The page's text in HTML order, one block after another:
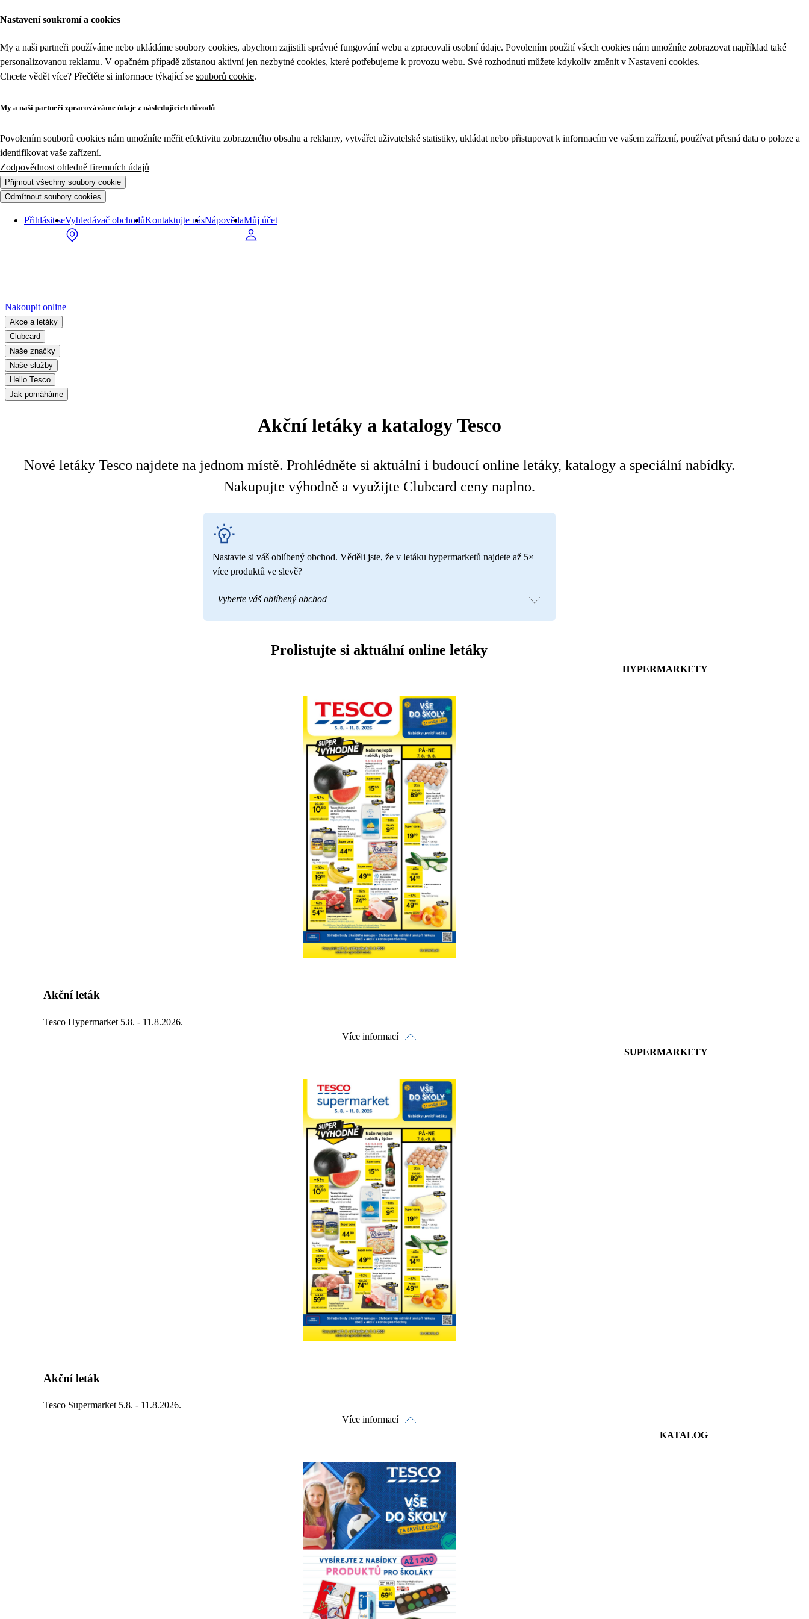
Nastavení soukromí a cookies
My a naši partneři používáme nebo ukládáme soubory cookies, abychom zajistili správné fungování webu a zpracovali osobní údaje. Povolením použití všech cookies nám umožníte zobrazovat například také
personalizovanou reklamu. V opačném případě zůstanou aktivní jen nezbytné cookies, které potřebujeme k provozu webu. Své rozhodnutí můžete kdykoliv změnit v Nastavení cookies.
Chcete vědět více? Přečtěte si informace týkající se souborů cookie.
My a naši partneři zpracováváme údaje z následujících důvodů
Povolením souborů cookies nám umožníte měřit efektivitu zobrazeného obsahu a reklamy, vytvářet uživatelské statistiky, ukládat nebo přistupovat k informacím ve vašem zařízení, používat přesná data o poloze a
identifikovat vaše zařízení.
Zodpovědnost ohledně firemních údajů
Přijmout všechny soubory cookie
Odmítnout soubory cookies
Přihlásit seVyhledávač obchodůKontaktujte násNápovědaMůj účet
Nakoupit online
Akce a letáky
Clubcard
Naše značky
Naše služby
Hello Tesco
Jak pomáháme
Akční letáky a katalogy Tesco
Nové letáky Tesco najdete na jednom místě. Prohlédněte si aktuální i budoucí online letáky, katalogy a speciální nabídky.
Nakupujte výhodně a využijte Clubcard ceny naplno.
Nastavte si váš oblíbený obchod. Věděli jste, že v letáku hypermarketů najdete až 5×
více produktů ve slevě?
Vyberte váš oblíbený obchod
Prolistujte si aktuální online letáky
HYPERMARKETY
Akční leták
Tesco Hypermarket 5.8. - 11.8.2026.
Více informací
Prohlédnout on-line
Stáhnout
Detaily o platnosti
SUPERMARKETY
Akční leták
Tesco Supermarket 5.8. - 11.8.2026.
Více informací
Prohlédnout on-line
Stáhnout
KATALOG